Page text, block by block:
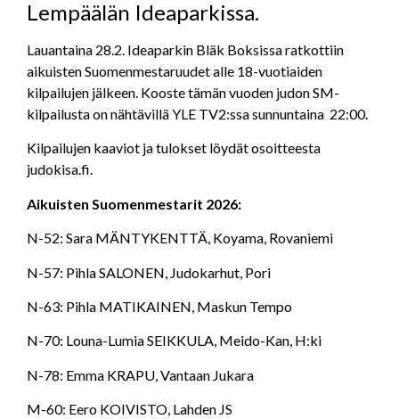
Lempäälän Ideaparkissa.
Lauantaina 28.2. Ideaparkin Bläk Boksissa ratkottiin
aikuisten Suomenmestaruudet alle 18-vuotiaiden
kilpailujen jälkeen. Kooste tämän vuoden judon SM-
kilpailusta on nähtävillä YLE TV2:ssa sunnuntaina 22:00.
Kilpailujen kaaviot ja tulokset löydät osoitteesta
judokisa.fi.
Aikuisten Suomenmestarit 2026:
N-52: Sara MÄNTYKENTTÄ, Koyama, Rovaniemi
N-57: Pihla SALONEN, Judokarhut, Pori
N-63: Pihla MATIKAINEN, Maskun Tempo
N-70: Louna-Lumia SEIKKULA, Meido-Kan, H:ki
N-78: Emma KRAPU, Vantaan Jukara
M-60: Eero KOIVISTO, Lahden JS